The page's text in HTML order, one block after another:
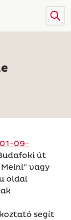
01-09-
út
vagy
oldal
segít